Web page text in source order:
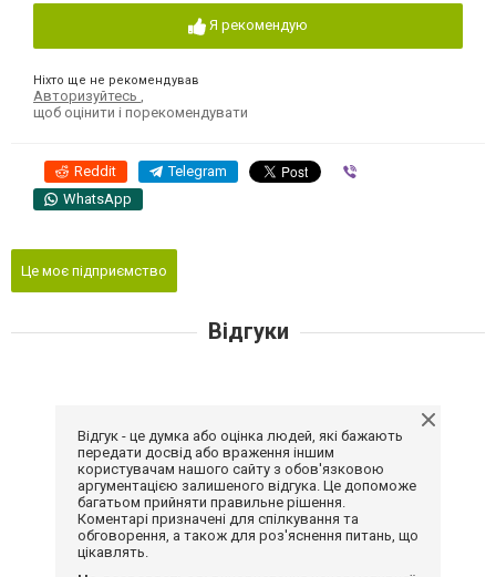
Я рекомендую
Ніхто ще не рекомендував
Авторизуйтесь
щоб оцінити і порекомендувати
Reddit Telegram
WhatsApp
Це моє підприємство
Відгуки
Відгук - це думка або оцінка людей, які бажають
передати досвід або враження іншим
користувачам нашого сайту з обов'язковою
аргументацією залишеного відгука. Це допоможе
багатьом прийняти правильне рішення.
Коментарі призначені для спілкування та
обговорення, а також для роз'яснення питань, що
цікавлять.